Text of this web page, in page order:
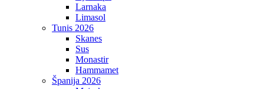
Larnaka
Limasol
Tunis 2026
Skanes
Sus
Monastir
Hammamet
Španija 2026